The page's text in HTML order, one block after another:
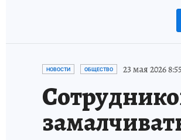
НОВОСТИ ОБЩЕСТВО 23 мая 2026